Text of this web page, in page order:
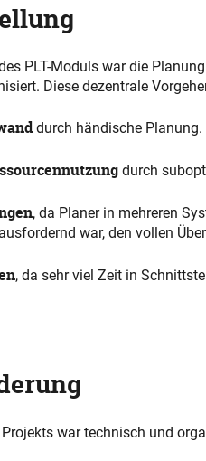
PLT-Moduls war die
Diese dezentrale
durch händische Planung.
durch
, da Planer in mehreren
war, den vollen
, da sehr viel Zeit in
war technisch und